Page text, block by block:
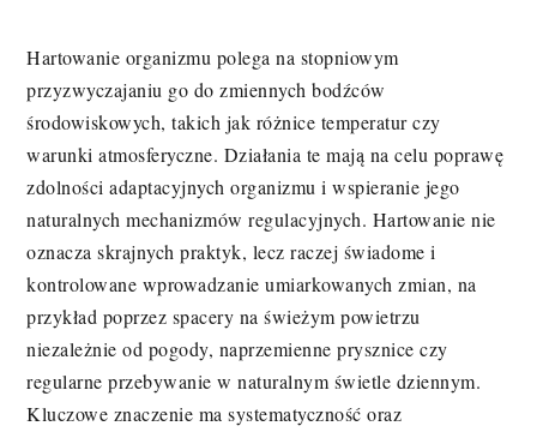
Hartowanie organizmu polega na stopniowym
przyzwyczajaniu go do zmiennych bodźców
środowiskowych, takich jak różnice temperatur czy
warunki atmosferyczne. Działania te mają na celu poprawę
zdolności adaptacyjnych organizmu i wspieranie jego
naturalnych mechanizmów regulacyjnych. Hartowanie nie
oznacza skrajnych praktyk, lecz raczej świadome i
kontrolowane wprowadzanie umiarkowanych zmian, na
przykład poprzez spacery na świeżym powietrzu
niezależnie od pogody, naprzemienne prysznice czy
regularne przebywanie w naturalnym świetle dziennym.
Kluczowe znaczenie ma systematyczność oraz